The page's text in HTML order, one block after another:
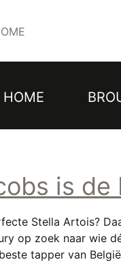
HOME
is
Stella Artois?
op zoek naar wie
tapper van